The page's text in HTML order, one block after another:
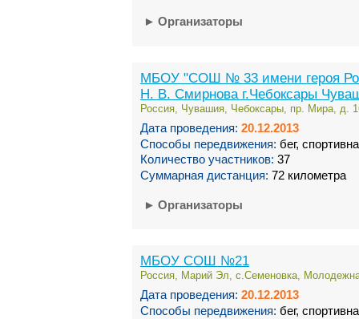
► Организаторы
МБОУ "СОШ № 33 имени героя
Н. В. Смирнова г.Чебоксары
Россия, Чувашия, Чебоксары, пр. Мира, д.
Дата проведения: 20.12.2013
Способы передвижения: бег,
Количество участников: 37
Суммарная дистанция: 72 километра
► Организаторы
МБОУ СОШ №21
Россия, Марий Эл, с.Семеновка,
Дата проведения: 20.12.2013
Способы передвижения: бег,